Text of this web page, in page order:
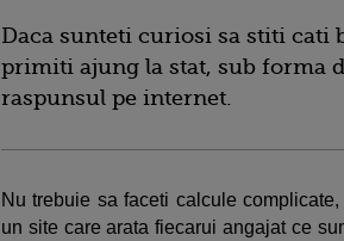
Daca sunteti curiosi sa stiti cati
primiti ajung la stat, sub forma
raspunsul pe internet.
Nu trebuie sa faceti calcule
un site care arata fiecarui angajat ce